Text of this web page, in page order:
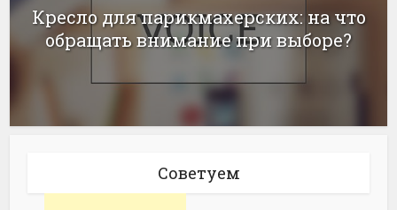
Кресло для парикмахерских: на что
обращать внимание при выборе?
Советуем